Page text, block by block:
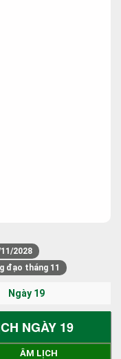
2028
đạo tháng 11
Ngày 19
NGÀY 19
ÂM LỊCH